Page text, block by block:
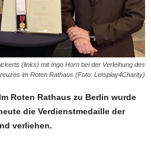
(links) mit Ingo Horn bei der Verleihung des
im Roten Rathaus (Foto: Letsplay4Charity)
Roten Rathaus zu Berlin wurde
die Verdienstmedaille der
verliehen.